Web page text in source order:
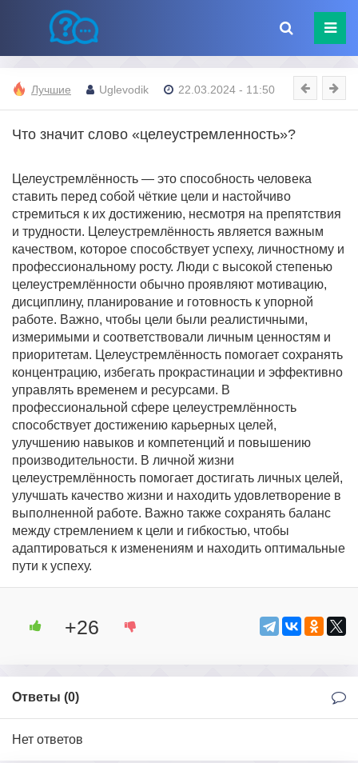
Лучшие Uglevodik 22.03.2024 - 11:50
Что значит слово «целеустремленность»?
Целеустремлённость — это способность человека
ставить перед собой чёткие цели и настойчиво
стремиться к их достижению, несмотря на препятствия
и трудности. Целеустремлённость является важным
качеством, которое способствует успеху, личностному и
профессиональному росту. Люди с высокой степенью
целеустремлённости обычно проявляют мотивацию,
дисциплину, планирование и готовность к упорной
работе. Важно, чтобы цели были реалистичными,
измеримыми и соответствовали личным ценностям и
приоритетам. Целеустремлённость помогает сохранять
концентрацию, избегать прокрастинации и эффективно
управлять временем и ресурсами. В
профессиональной сфере целеустремлённость
способствует достижению карьерных целей,
улучшению навыков и компетенций и повышению
производительности. В личной жизни
целеустремлённость помогает достигать личных целей,
улучшать качество жизни и находить удовлетворение в
выполненной работе. Важно также сохранять баланс
между стремлением к цели и гибкостью, чтобы
адаптироваться к изменениям и находить оптимальные
пути к успеху.
+26
Ответы (0)
Нет ответов